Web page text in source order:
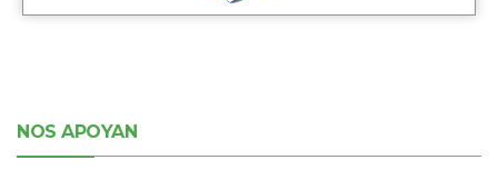
NOS APOYAN